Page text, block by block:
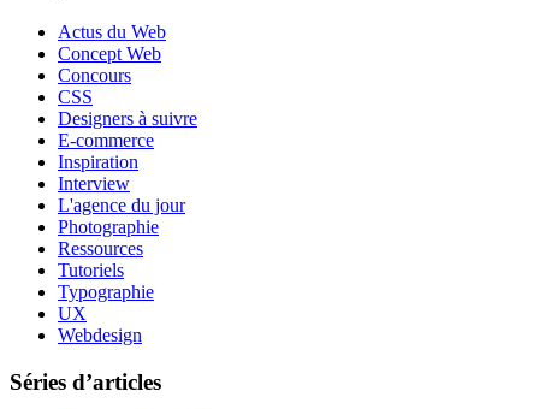
Actus du Web
Concept Web
Concours
CSS
Designers à suivre
E-commerce
Inspiration
Interview
L'agence du jour
Photographie
Ressources
Tutoriels
Typographie
UX
Webdesign
Séries d’articles